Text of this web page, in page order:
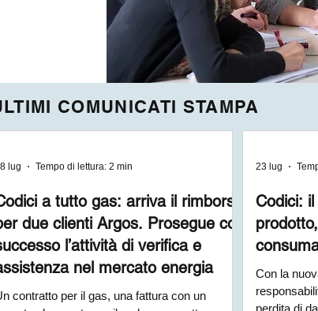
COMUNICATI STAMPA
a tutto gas: arriva il rimborso
due clienti Argos. Prosegue con
l’attività di verifica e
nel mercato energia
contratto per il gas, una fattura con un
lug Tempo di lettura: 2 min
Codici:
Con la
perdita di
23 lug